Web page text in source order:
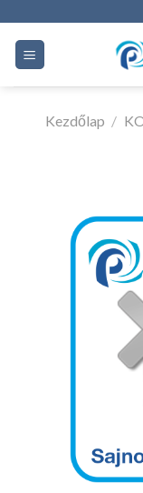
tartalomhoz
Kezdőlap /